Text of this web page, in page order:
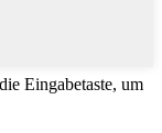
Eingabetaste, um